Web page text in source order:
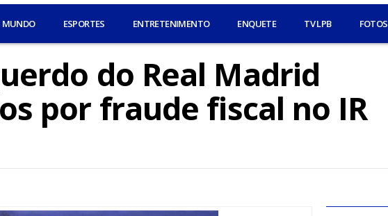
MUNDO ESPORTES ENTRETENIMENTO ENQUETE TV LPB FOTOS
do Real Madrid
por fraude fiscal no IR